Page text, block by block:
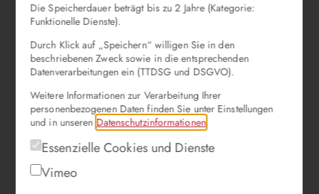
Die Speicherdauer beträgt bis zu 2 Jahre (Kategorie:
Funktionelle Dienste).
Durch Klick auf „Speichern“ willigen Sie in den
beschriebenen Zweck sowie in die entsprechenden
Datenverarbeitungen ein (TTDSG und DSGVO).
Weitere Informationen zur Verarbeitung Ihrer
personenbezogenen Daten finden Sie unter Einstellungen
und in unseren Datenschutzinformationen.
Essenzielle Cookies und Dienste
Vimeo